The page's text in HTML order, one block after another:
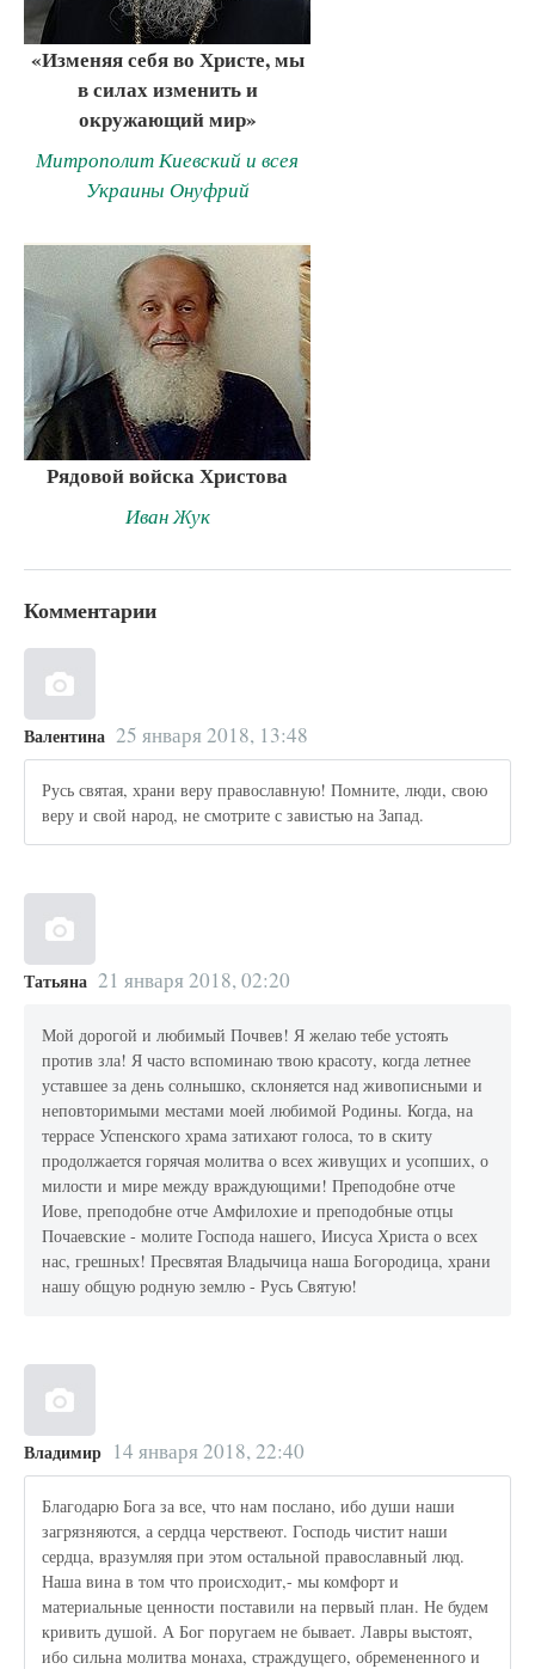
«Изменяя себя во Христе, мы
в силах изменить и
окружающий мир»
Митрополит Киевский и всея
Украины Онуфрий
Рядовой войска Христова
Иван Жук
Комментарии
Валентина 25 января 2018, 13:48
Русь святая, храни веру православную! Помните, люди, свою
веру и свой народ, не смотрите с завистью на Запад.
Татьяна 21 января 2018, 02:20
Мой дорогой и любимый Почвев! Я желаю тебе устоять
против зла! Я часто вспоминаю твою красоту, когда летнее
уставшее за день солнышко, склоняется над живописными и
неповторимыми местами моей любимой Родины. Когда, на
террасе Успенского храма затихают голоса, то в скиту
продолжается горячая молитва о всех живущих и усопших, о
милости и мире между враждующими! Преподобне отче
Иове, преподобне отче Амфилохие и преподобные отцы
Почаевские - молите Господа нашего, Иисуса Христа о всех
нас, грешных! Пресвятая Владычица наша Богородица, храни
нашу общую родную землю - Русь Святую!
Владимир 14 января 2018, 22:40
Благодарю Бога за все, что нам послано, ибо души наши
загрязняются, а сердца черствеют. Господь чистит наши
сердца, вразумляя при этом остальной православный люд.
Наша вина в том что происходит,- мы комфорт и
материальные ценности поставили на первый план. Не будем
кривить душой. А Бог поругаем не бывает. Лавры выстоят,
ибо сильна молитва монаха, страждущего, обремененного и